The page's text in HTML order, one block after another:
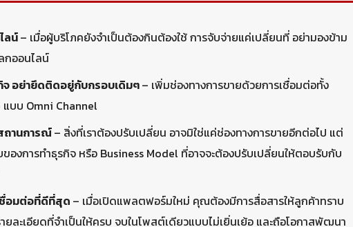
ลน์– เมื่อผู้บริโภคยังจำเป็นต้องกินต้องใช้ การจับจ่ายแค่เปลี่ยนที่ อย่ามองข้าม
กออนไลน์
อย่ายึดติดอยู่กับกรอบเดิมๆ– เพิ่มช่องทางการขายด้วยการเชื่อมต่อทั้ง
บบ Omni Channel
ถานการณ์– สิ่งที่เราต้องปรับเปลี่ยน อาจมิใช่แค่ช่องทางการขายอีกต่อไป แต่
องการทำธุรกิจ หรือ Business Model ที่อาจจะต้องปรับเปลี่ยนให้ตอบรับกับ
ชื่อมต่อที่ดีที่สุด – เมื่อเปิดแพลตฟอร์มใหม่ คุณต้องมีการสื่อสารให้ลูกค้าทราบ
ยละเอียดที่จำเป็นให้ครบ จบในโพสต์เดียวแบบไม่เยิ่นเย้อ และถือโอกาสพัฒนา